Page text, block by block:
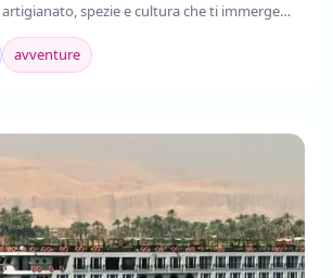
spezie e cultura che ti immerge
Leggi!
avventure